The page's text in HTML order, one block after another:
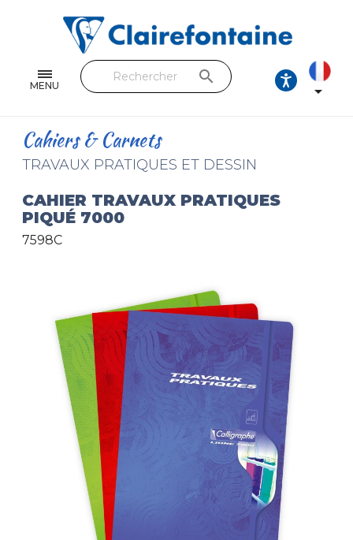
MENU
Feuilles & Copies
Beaux-arts & Dessin
Loisirs créatifs
Cuir & trousses
search

Cahiers & Carnets
TRAVAUX PRATIQUES ET DESSIN
CAHIER TRAVAUX PRATIQUES
PIQUÉ 7000
7598C